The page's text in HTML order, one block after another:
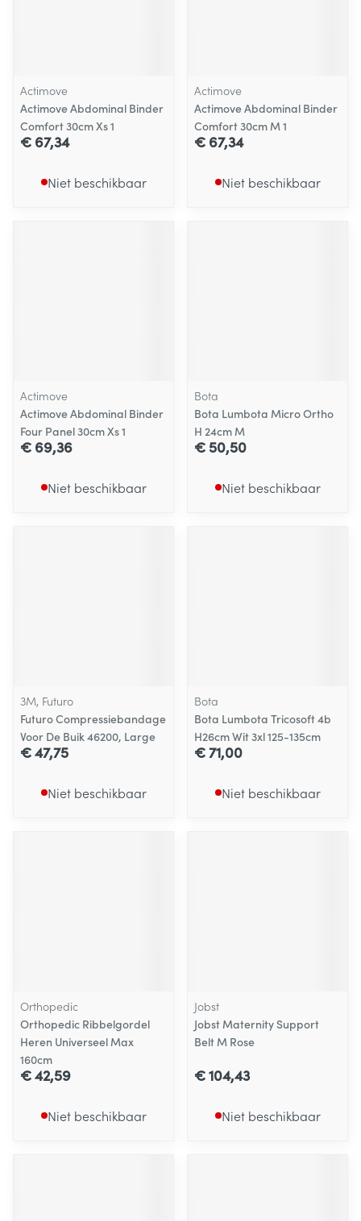
Actimove
Actimove Abdominal Binder
Comfort 30cm Xs 1
€ 67,34
Niet beschikbaar
Actimove
Actimove Abdominal Binder
Comfort 30cm M 1
€ 67,34
Niet beschikbaar
Actimove
Actimove Abdominal Binder
Four Panel 30cm Xs 1
€ 69,36
Niet beschikbaar
Bota
Bota Lumbota Micro Ortho
H 24cm M
€ 50,50
Niet beschikbaar
3M, Futuro
Futuro Compressiebandage
Voor De Buik 46200, Large
€ 47,75
Niet beschikbaar
Bota
Bota Lumbota Tricosoft 4b
H26cm Wit 3xl 125-135cm
€ 71,00
Niet beschikbaar
Orthopedic
Orthopedic Ribbelgordel
Heren Universeel Max
160cm
€ 42,59
Niet beschikbaar
Jobst
Jobst Maternity Support
Belt M Rose
€ 104,43
Niet beschikbaar